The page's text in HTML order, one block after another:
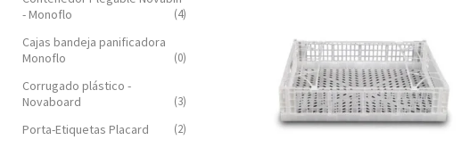
- Monoflo
(4)
Cajas bandeja panificadora
Monoflo
(0)
Corrugado plástico -
Novaboard
(3)
Porta-Etiquetas Placard (2)